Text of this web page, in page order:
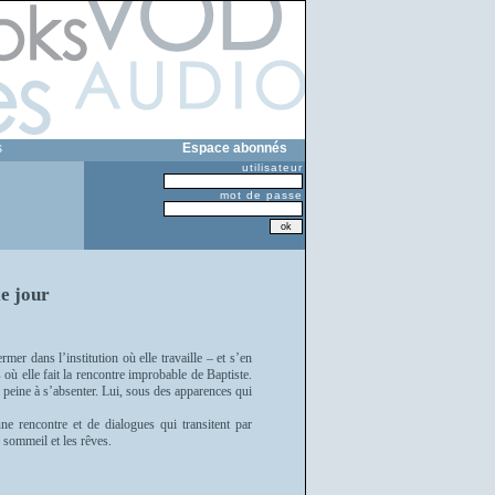
Espace abonnés
utilisateur
mot de passe
jour
dans l’institution où elle travaille – et s’en
elle fait la rencontre improbable de Baptiste.
à s’absenter. Lui, sous des apparences qui
rencontre et de dialogues qui transitent par
et les rêves.